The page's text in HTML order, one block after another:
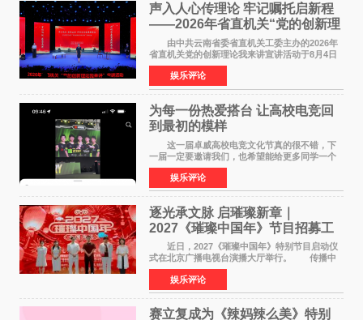
声入人心传理论 牢记嘱托启新程
——2026年省直机关“党的创新理
论我来讲”宣讲活动圆满落幕
由中共云南省委省直机关工委主办的2026年
省直机关党的创新理论我来讲宣讲活动于8月4日
至5日在昆明举办。活动以 "牢记嘱托 感恩奋进
开创云南发展新局面 "为主题，坚持以新时代中国
特色社会主义
娱乐评论
为每一份热爱搭台 让高校电竞回
到最初的模样
这一届卓威高校电竞文化节真的很不错，下
一届一定要邀请我们，也希望能给更多同学一个
来到现场的机会。 2026卓威高校电竞文化节
已经落下帷幕，在活动结束后，仍有不少高校电
竞社负责人和现
娱乐评论
逐光承文脉 启璀璨新章｜
2027《璀璨中国年》节目招募工
作圆满启动
近日，2027《璀璨中国年》特别节目启动仪
式在北京广播电视台演播大厅举行。 传播中
华优秀传统文化，弘扬纯正国风艺术，打造高规
格、高质感、正能量的文艺盛典，是璀璨中国年
矢志不渝的初心
娱乐评论
赛立复成为《辣妈辣么美》特别